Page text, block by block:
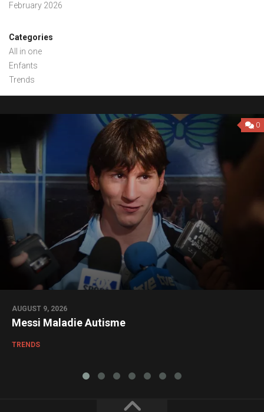
February 2026
Categories
All in one
Enfants
Trends
0
AUGUST 9, 2026
Messi Maladie Autisme
TRENDS